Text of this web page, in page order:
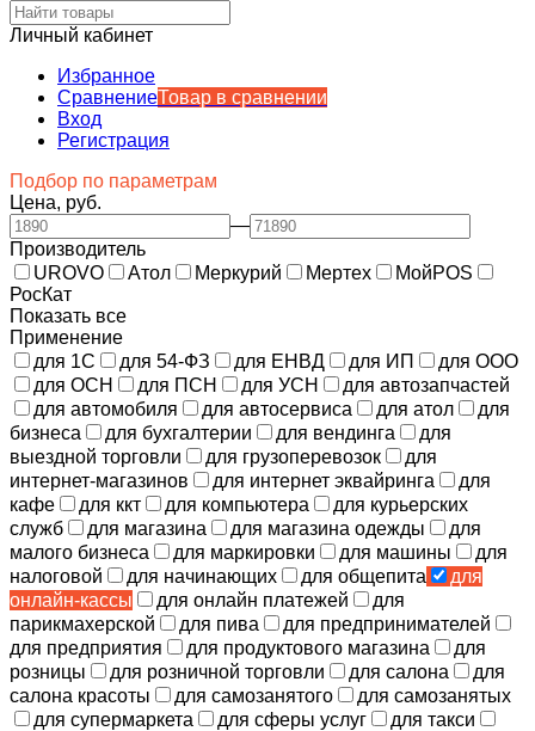
Личный кабинет
Избранное
СравнениеТовар в сравнении
Вход
Регистрация
Подбор по параметрам
Цена, руб.
—
Производитель
UROVO
Атол Меркурий Мертех
МойPOS
РосКат
Показать все
Применение
для 1С
для 54-ФЗ для ЕНВД для ИП
для ООО
для ОСН
для ПСН для УСН
для автозапчастей
для автомобиля
для автосервиса для атол
для
бизнеса
для бухгалтерии для вендинга
для
выездной торговли
для грузоперевозок
для
интернет-магазинов
для интернет эквайринга
для
кафе
для ккт для компьютера
для курьерских
служб
для магазина для магазина одежды
для
малого бизнеса
для маркировки для машины
для
налоговой
для начинающих для общепита
для
онлайн-кассы
для онлайн платежей
для
парикмахерской
для пива
для предпринимателей
для предприятия
для продуктового магазина
для
розницы
для розничной торговли для салона
для
салона красоты
для самозанятого
для самозанятых
для супермаркета
для сферы услуг
для такси